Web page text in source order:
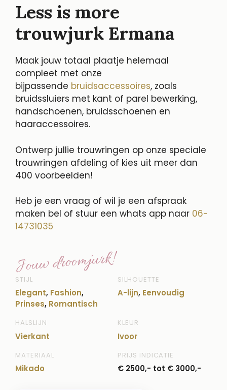
Less is more
trouwjurk Ermana
Maak jouw totaal plaatje helemaal
compleet met onze
bijpassende bruidsaccessoires, zoals
bruidssluiers met kant of parel bewerking,
handschoenen, bruidsschoenen en
haaraccessoires.
Ontwerp jullie trouwringen op onze speciale
trouwringen afdeling of kies uit meer dan
400 voorbeelden!
Heb je een vraag of wil je een afspraak
maken bel of stuur een whats app naar 06-
14731035
Jouw droomjurk!
STIJL
Elegant, Fashion,
Prinses, Romantisch
SILHOUETTE
A-lijn, Eenvoudig
HALSLIJN
Vierkant
KLEUR
Ivoor
MATERIAAL
Mikado
PRIJS INDICATIE
€ 2500,- tot € 3000,-